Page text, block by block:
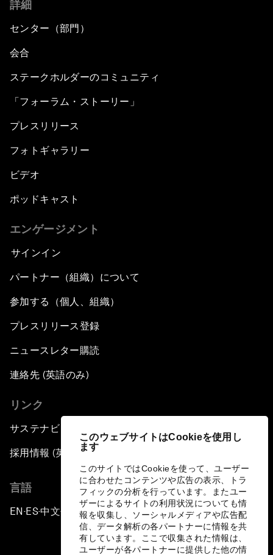
このウェブサイトはCookieを使用し
ます
このサイトではCookieを使って、ユーザー
に合わせたコンテンツや広告の表示、トラ
フィックの分析を行っています。またユー
ザーによるサイトの利用状況についても情
報を収集し、ソーシャルメディアや広告配
信、データ解析の各パートナーに情報を共
有しています。ここで収集された情報は、
ユーザーが各パートナーに提供した他の情
詳細
センター（部門）
会合
ステークホルダーのコミュニティ
「フォーラム・ストーリー」
プレスリリース
フォトギャラリー
ビデオ
ポッドキャスト
エンゲージメント
サインイン
パートナー（組織）について
参加する（個人、組織）
プレスリリース登録
ニュースレター購読
連絡先 (英語のみ)
リンク
サステナビリティへの取り組み
採用情報 (英語のみ)
言語
EN ▪ ES▪中文▪ 日本語